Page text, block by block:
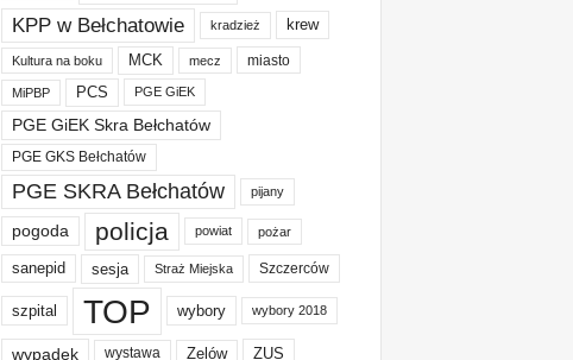
KPP w Bełchatowie kradzież krew
Kultura na boku MCK mecz miasto
MiPBP PCS PGE GiEK
PGE GiEK Skra Bełchatów
PGE GKS Bełchatów
PGE SKRA Bełchatów pijany
pogoda policja powiat pożar
sanepid sesja Straż Miejska Szczerców
szpital TOP wybory wybory 2018
wypadek wystawa Zelów ZUS